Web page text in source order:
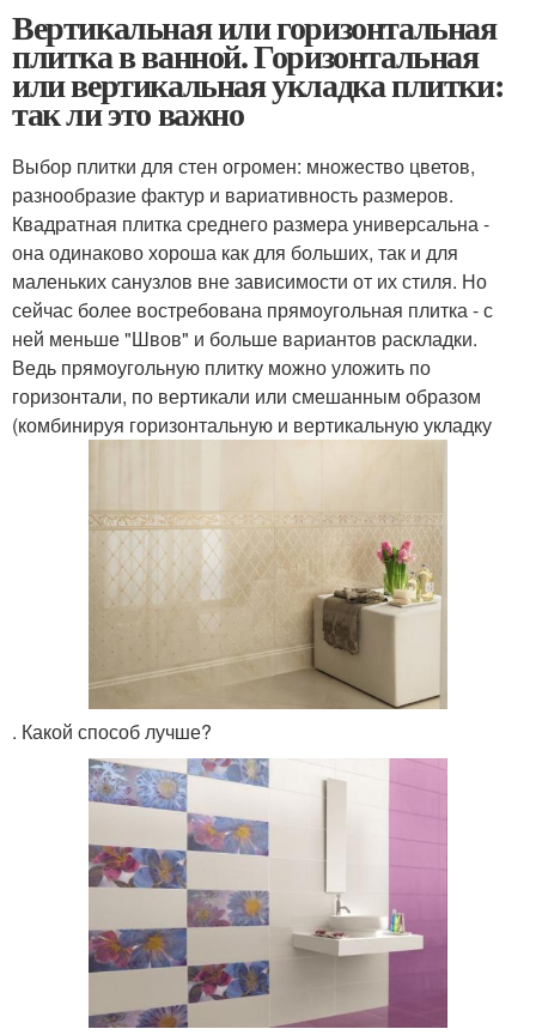
Вертикальная или горизонтальная
плитка в ванной. Горизонтальная
или вертикальная укладка плитки:
так ли это важно
Выбор плитки для стен огромен: множество цветов,
разнообразие фактур и вариативность размеров.
Квадратная плитка среднего размера универсальна -
она одинаково хороша как для больших, так и для
маленьких санузлов вне зависимости от их стиля. Но
сейчас более востребована прямоугольная плитка - с
ней меньше "Швов" и больше вариантов раскладки.
Ведь прямоугольную плитку можно уложить по
горизонтали, по вертикали или смешанным образом
(комбинируя горизонтальную и вертикальную укладку
. Какой способ лучше?